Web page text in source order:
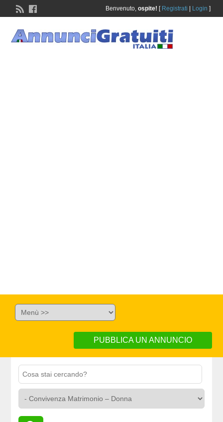
Benvenuto, ospite! [ Registrati Login ]
PUBBLICA UN ANNUNCIO